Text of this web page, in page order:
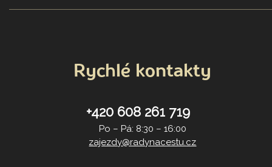
Rychlé kontakty
+420 608 261 719
Po – Pá: 8:30 – 16:00
zajezdy@radynacestu.cz